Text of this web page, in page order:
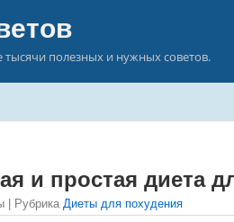
полезных и нужных советов.
и простая диета
| Рубрика Диеты для похудения